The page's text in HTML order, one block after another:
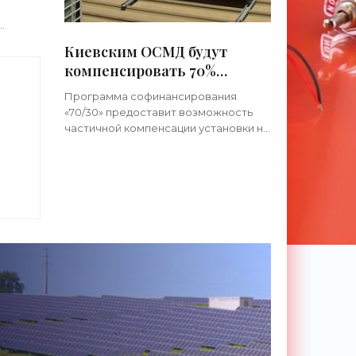
Киевским ОСМД будут
компенсировать 70%
стоимости установки
солнечных батарей на
крышах домов - «Новости
Программа софинансирования
«70/30» предоставит возможность
частичной компенсации установки на